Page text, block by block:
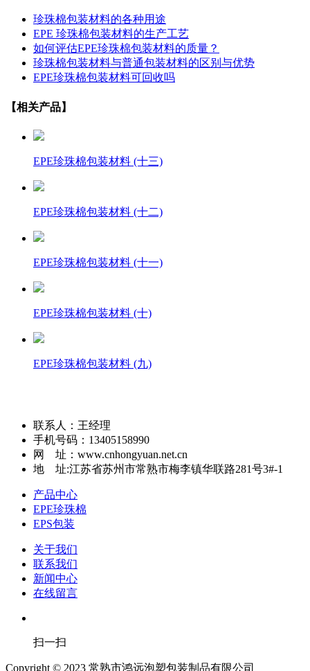
珍珠棉包装材料的各种用途
EPE 珍珠棉包装材料的生产工艺
如何评估EPE珍珠棉包装材料的质量？
珍珠棉包装材料与普通包装材料的区别与优势
EPE珍珠棉包装材料可回收吗
【相关产品】
EPE珍珠棉包装材料 (十三)
EPE珍珠棉包装材料 (十二)
EPE珍珠棉包装材料 (十一)
EPE珍珠棉包装材料 (十)
EPE珍珠棉包装材料 (九)
联系人：王经理
手机号码：13405158990
网 址：www.cnhongyuan.net.cn
地 址:江苏省苏州市常熟市梅李镇华联路281号3#-1
产品中心
EPE珍珠棉
EPS包装
关于我们
联系我们
新闻中心
在线留言
扫一扫
Copyright © 2023 常熟市鸿远泡塑包装制品有限公司